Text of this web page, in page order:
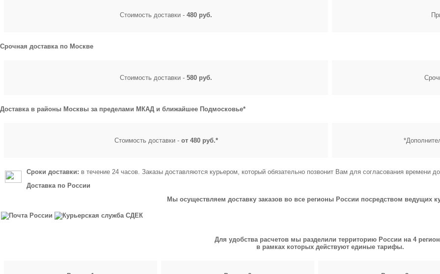
Стоимость доставки - 480 руб.
Срочная доставка по Москве
Стоимость доставки - 580 руб.
Доставка в районы Москвы за пределами МКАД и ближайшее Подмосковье*
Стоимость доставки - от 480 руб.*
Сроки доставки: в течение 24 часов. Заказы доставляются курьером, который обязательно позвонит Вам для согласования времени
Доставка по России
Мы осуществляем доставку заказов во все регионы России посредством ведущих
Для удобства расчетов мы разделили территорию России на 4
в рамках которых действуют единые тарифы.